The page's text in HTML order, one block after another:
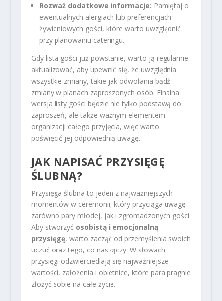
Rozważ dodatkowe informacje: Pamiętaj o
ewentualnych alergiach lub preferencjach
żywieniowych gości, które warto uwzględnić
przy planowaniu cateringu.
Gdy lista gości już powstanie, warto ją regularnie
aktualizować, aby upewnić się, że uwzględnia
wszystkie zmiany, takie jak odwołania bądź
zmiany w planach zaproszonych osób. Finalna
wersja listy gości będzie nie tylko podstawą do
zaproszeń, ale także ważnym elementem
organizacji całego przyjęcia, więc warto
poświęcić jej odpowiednią uwagę.
JAK NAPISAĆ PRZYSIĘGĘ
ŚLUBNĄ?
Przysięga ślubna to jeden z najważniejszych
momentów w ceremonii, który przyciąga uwagę
zarówno pary młodej, jak i zgromadzonych gości.
Aby stworzyć osobistą i emocjonalną
przysięgę, warto zacząć od przemyślenia swoich
uczuć oraz tego, co nas łączy. W słowach
przysięgi odzwierciedlają się najważniejsze
wartości, założenia i obietnice, które para pragnie
złożyć sobie na całe życie.